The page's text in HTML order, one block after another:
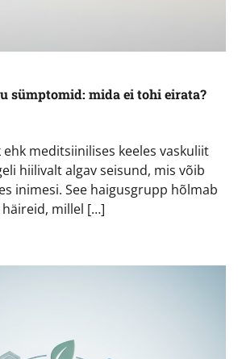
sümptomid: mida ei tohi eirata?
meditsiinilises keeles vaskuliit
hiilivalt algav seisund, mis võib
inimesi. See haigusgrupp hõlmab
millel […]